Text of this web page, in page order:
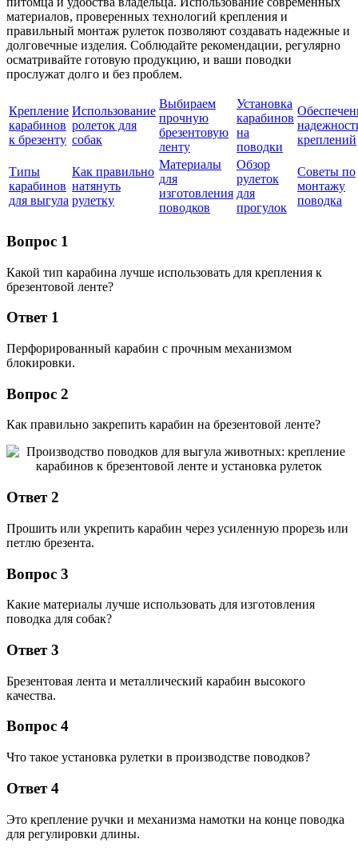
материалов, проверенных технологий крепления и
правильный монтаж рулеток позволяют создавать надежные и
долговечные изделия. Соблюдайте рекомендации, регулярно
осматривайте готовую продукцию, и ваши поводки
прослужат долго и без проблем.
Крепление
карабинов
к брезенту
Использование
ролеток для
собак
Выбираем
прочную
брезентовую
ленту
Установка
карабинов
на
поводки
креплений
Типы
карабинов
для выгула
Как правильно
натянуть
рулетку
Материалы
для
изготовления
поводков
Обзор
рулеток
для
прогулок
Советы по
монтажу
поводка
Вопрос 1
Какой тип карабина лучше использовать для крепления к
брезентовой ленте?
Ответ 1
Перфорированный карабин с прочным механизмом
блокировки.
Вопрос 2
Как правильно закрепить карабин на брезентовой ленте?
Ответ 2
Прошить или укрепить карабин через усиленную прорезь или
петлю брезента.
Вопрос 3
Какие материалы лучше использовать для изготовления
поводка для собак?
Ответ 3
Брезентовая лента и металлический карабин высокого
качества.
Вопрос 4
Что такое установка рулетки в производстве поводков?
Ответ 4
Это крепление ручки и механизма намотки на конце поводка
для регулировки длины.